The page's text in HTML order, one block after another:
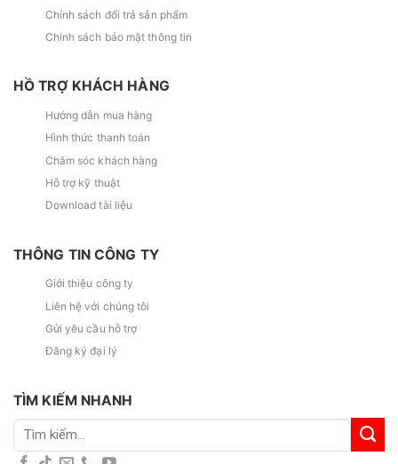
Chính sách đổi trả sản phẩm
Chính sách bảo mật thông tin
HỒ TRỢ KHÁCH HÀNG
Hướng dẫn mua hàng
Hình thức thanh toán
Chăm sóc khách hàng
Hỗ trợ kỹ thuật
Download tài liệu
THÔNG TIN CÔNG TY
Giới thiệu công ty
Liên hệ với chúng tôi
Gửi yêu cầu hỗ trợ
Đăng ký đại lý
TÌM KIẾM NHANH
Tìm
kiếm: